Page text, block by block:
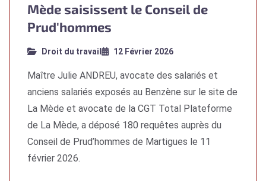
Mède saisissent le Conseil de
Prud'hommes
Droit du travail 12 Février 2026
Maître Julie ANDREU, avocate des salariés et
anciens salariés exposés au Benzène sur le site de
La Mède et avocate de la CGT Total Plateforme
de La Mède, a déposé 180 requêtes auprès du
Conseil de Prud’hommes de Martigues le 11
février 2026.